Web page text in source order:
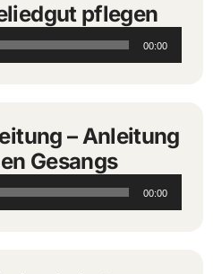
pflegen
00:00
– Anleitung
Gesangs
00:00